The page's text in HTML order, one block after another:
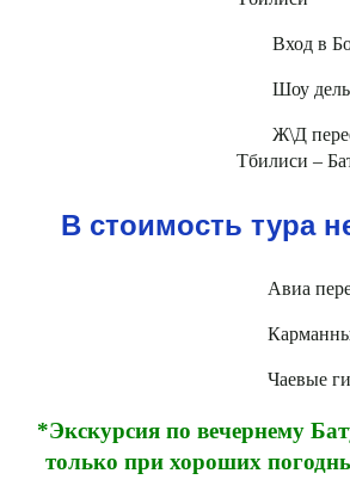
Вход в
Шоу
Ж\Д
Тбилиси –
В стоимость тура
Авиа
Чаевые
*Экскурсия по вечернему
только при хороших